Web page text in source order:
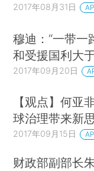
2017年08月31日
穆迪：“一带一
和受援国利大
2017年09月20日
【观点】何亚
球治理带来新
2017年09月15日
财政部副部长